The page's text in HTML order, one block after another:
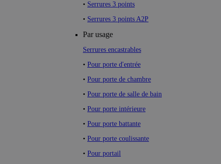
• Serrures 3 points
• Serrures 3 points A2P
Par usage
Serrures encastrables
• Pour porte d'entrée
• Pour porte de chambre
• Pour porte de salle de bain
• Pour porte intérieure
• Pour porte battante
• Pour porte coulissante
• Pour portail